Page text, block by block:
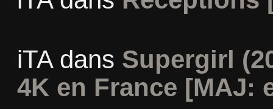
iTAdans Supergirl
4K en France [MAJ: